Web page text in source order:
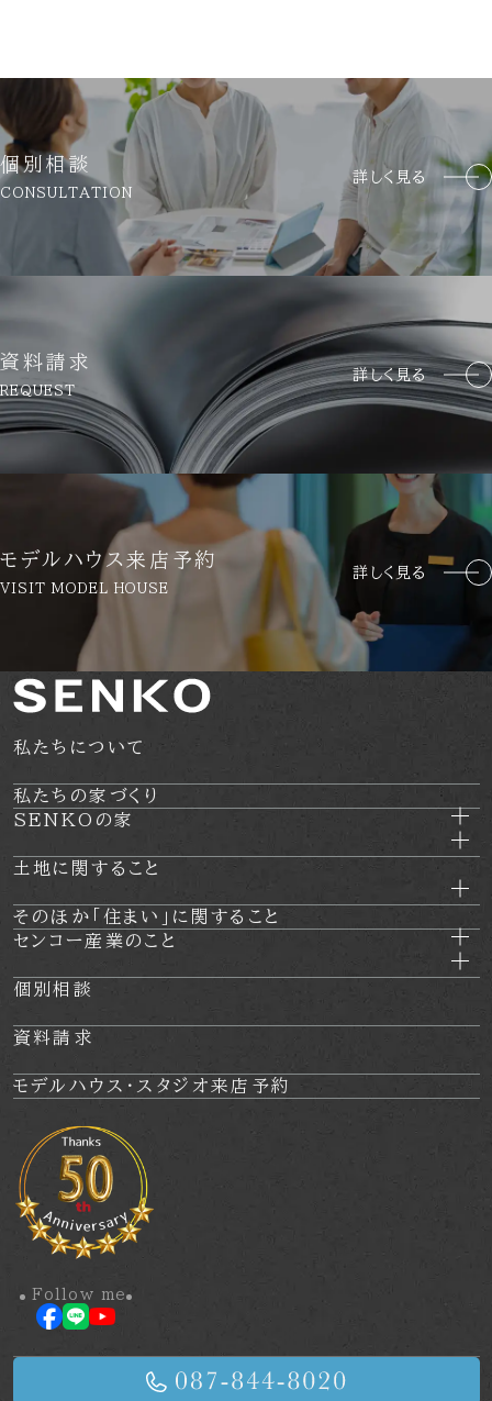
個別相談
CONSULTATION
詳しく見る
資料請求
REQUEST
詳しく見る
モデルハウス来店予約
VISIT MODEL HOUSE
詳しく見る
私たちについて
私たちの家づくり
SENKOの家
土地に関すること
そのほか
「住まい」に関すること
センコー産業のこと
個別相談
資料請求
モデルハウス・ スタジオ来店予約
Follow me